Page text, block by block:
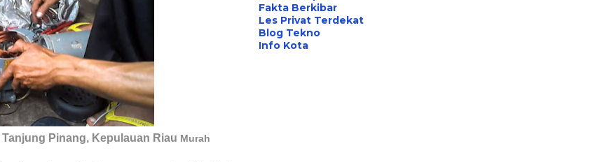
Tanjung Pinang, Kepulauan Riau Murah
Fakta Berkibar
Les Privat Terdekat
Blog Tekno
Info Kota